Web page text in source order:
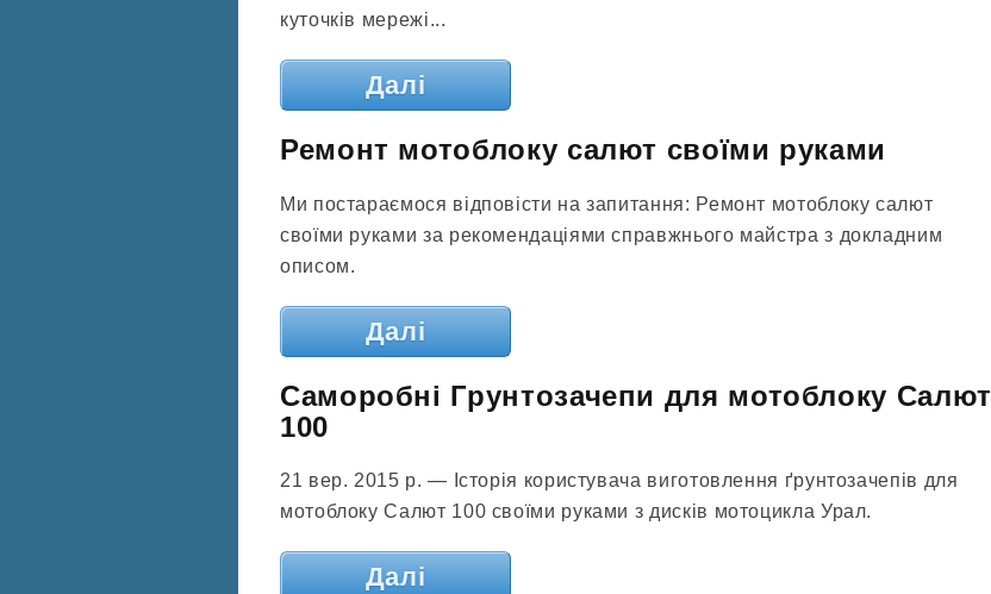
куточків мережі...
Далі
Ремонт мотоблоку салют своїми руками
Ми постараємося відповісти на запитання: Ремонт мотоблоку салют
своїми руками за рекомендаціями справжнього майстра з докладним
описом.
Далі
Саморобні Грунтозачепи для мотоблоку Салют
100
21 вер. 2015 р. — Історія користувача виготовлення ґрунтозачепів для
мотоблоку Салют 100 своїми руками з дисків мотоцикла Урал.
Далі